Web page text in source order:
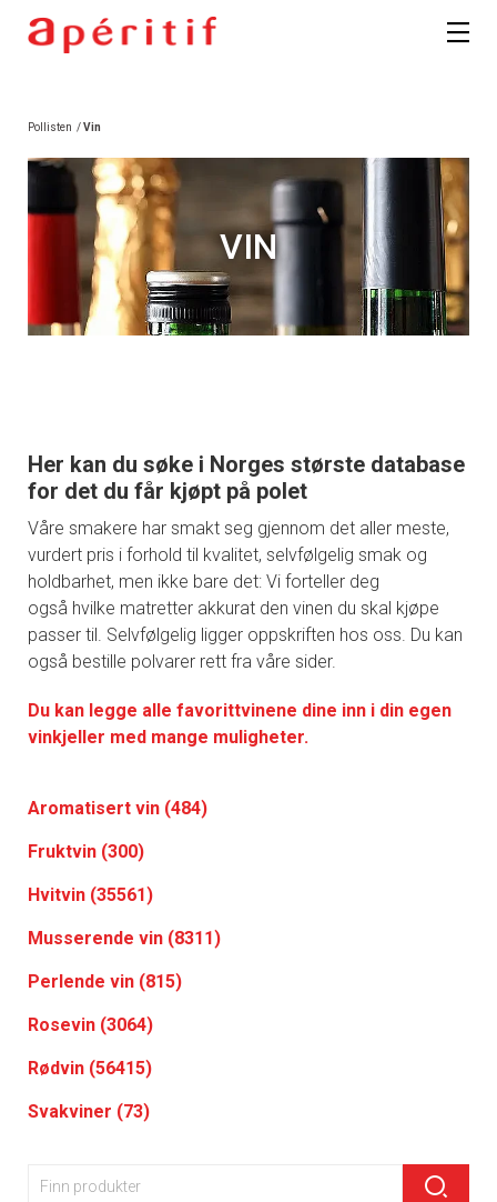
Pollisten /Vin
VIN
Her kan du søke i Norges største database
for det du får kjøpt på polet
Våre smakere har smakt seg gjennom det aller meste,
vurdert pris i forhold til kvalitet, selvfølgelig smak og
holdbarhet, men ikke bare det: Vi forteller deg
også hvilke matretter akkurat den vinen du skal kjøpe
passer til. Selvfølgelig ligger oppskriften hos oss. Du kan
også bestille polvarer rett fra våre sider.
Du kan legge alle favorittvinene dine inn i din egen
vinkjeller med mange muligheter.
Aromatisert vin (484)
Fruktvin (300)
Hvitvin (35561)
Musserende vin (8311)
Perlende vin (815)
Rosevin (3064)
Rødvin (56415)
Svakviner (73)